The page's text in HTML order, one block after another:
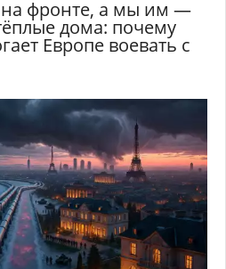
фронте, а мы им —
дома: почему
Европе воевать с